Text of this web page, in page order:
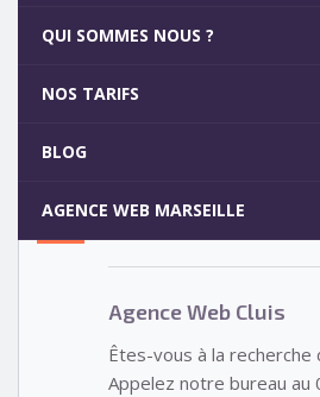
QUI SOMMES NOUS ?
NOS TARIFS
BLOG
AGENCE WEB MARSEILLE
Agence Web
5
Votre site internet pour 29€
Agence Web Cluis
Êtes-vous à la recherche
Appelez notre bureau au